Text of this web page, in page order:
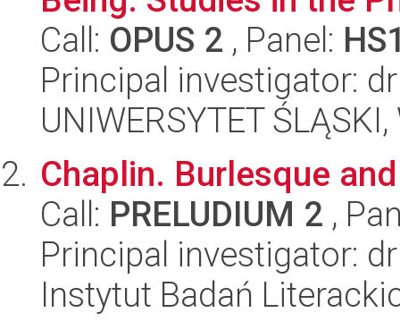
Call: OPUS 2 , Panel:
Principal investigator:
UNIWERSYTET
Chaplin. Burlesque
Call: PRELUDIUM 2 ,
Principal investigator:
Instytut Badań